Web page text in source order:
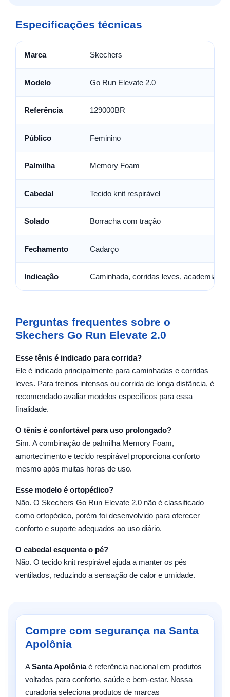
Especificações técnicas
Marca Skechers
Modelo Go Run Elevate 2.0
Referência 129000BR
Público Feminino
Palmilha Memory Foam
Cabedal Tecido knit respirável
Solado Borracha com tração
Fechamento Cadarço
Indicação Caminhada, corridas leves, academia e
Perguntas frequentes sobre o
Skechers Go Run Elevate 2.0
Esse tênis é indicado para corrida?
Ele é indicado principalmente para caminhadas e corridas
leves. Para treinos intensos ou corrida de longa distância, é
recomendado avaliar modelos específicos para essa
finalidade.
O tênis é confortável para uso prolongado?
Sim. A combinação de palmilha Memory Foam,
amortecimento e tecido respirável proporciona conforto
mesmo após muitas horas de uso.
Esse modelo é ortopédico?
Não. O Skechers Go Run Elevate 2.0 não é classificado
como ortopédico, porém foi desenvolvido para oferecer
conforto e suporte adequados ao uso diário.
O cabedal esquenta o pé?
Não. O tecido knit respirável ajuda a manter os pés
ventilados, reduzindo a sensação de calor e umidade.
Compre com segurança na Santa
Apolônia
ASanta Apolôniaé referência nacional em produtos
voltados para conforto, saúde e bem-estar. Nossa
curadoria seleciona produtos de marcas